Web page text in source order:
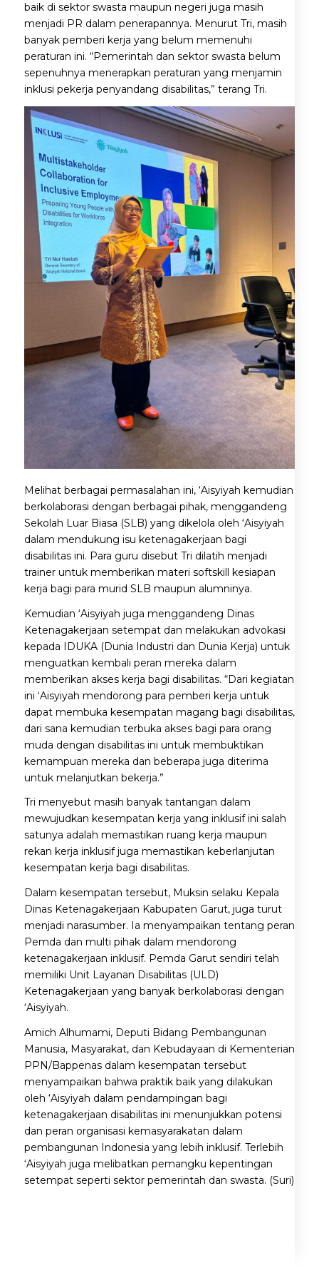
baik di sektor swasta maupun negeri juga masih
menjadi PR dalam penerapannya. Menurut Tri, masih
banyak pemberi kerja yang belum memenuhi
peraturan ini. “Pemerintah dan sektor swasta belum
sepenuhnya menerapkan peraturan yang menjamin
inklusi pekerja penyandang disabilitas,” terang Tri.
Melihat berbagai permasalahan ini, ‘Aisyiyah kemudian
berkolaborasi dengan berbagai pihak, menggandeng
Sekolah Luar Biasa (SLB) yang dikelola oleh ‘Aisyiyah
dalam mendukung isu ketenagakerjaan bagi
disabilitas ini. Para guru disebut Tri dilatih menjadi
trainer untuk memberikan materi softskill kesiapan
kerja bagi para murid SLB maupun alumninya.
Kemudian ‘Aisyiyah juga menggandeng Dinas
Ketenagakerjaan setempat dan melakukan advokasi
kepada IDUKA (Dunia Industri dan Dunia Kerja) untuk
menguatkan kembali peran mereka dalam
memberikan akses kerja bagi disabilitas. “Dari kegiatan
ini ‘Aisyiyah mendorong para pemberi kerja untuk
dapat membuka kesempatan magang bagi disabilitas,
dari sana kemudian terbuka akses bagi para orang
muda dengan disabilitas ini untuk membuktikan
kemampuan mereka dan beberapa juga diterima
untuk melanjutkan bekerja.”
Tri menyebut masih banyak tantangan dalam
mewujudkan kesempatan kerja yang inklusif ini salah
satunya adalah memastikan ruang kerja maupun
rekan kerja inklusif juga memastikan keberlanjutan
kesempatan kerja bagi disabilitas.
Dalam kesempatan tersebut, Muksin selaku Kepala
Dinas Ketenagakerjaan Kabupaten Garut, juga turut
menjadi narasumber. Ia menyampaikan tentang peran
Pemda dan multi pihak dalam mendorong
ketenagakerjaan inklusif. Pemda Garut sendiri telah
memiliki Unit Layanan Disabilitas (ULD)
Ketenagakerjaan yang banyak berkolaborasi dengan
‘Aisyiyah.
Amich Alhumami, Deputi Bidang Pembangunan
Manusia, Masyarakat, dan Kebudayaan di Kementerian
PPN/Bappenas dalam kesempatan tersebut
menyampaikan bahwa praktik baik yang dilakukan
oleh ‘Aisyiyah dalam pendampingan bagi
ketenagakerjaan disabilitas ini menunjukkan potensi
dan peran organisasi kemasyarakatan dalam
pembangunan Indonesia yang lebih inklusif. Terlebih
‘Aisyiyah juga melibatkan pemangku kepentingan
setempat seperti sektor pemerintah dan swasta. (Suri)